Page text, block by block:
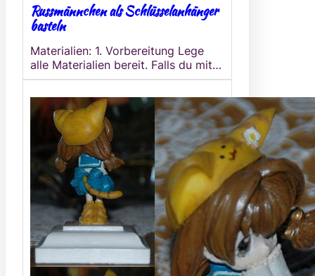
Russmännchen als Schlüsselanhänger
basteln
Materialien: 1. Vorbereitung Lege
alle Materialien bereit. Falls du mit…